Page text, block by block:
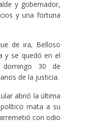
y gobernador,
y una fortuna
de ira, Belloso
y se quedó en el
30 de
de la justicia.
abrió la última
mata a su
con odio